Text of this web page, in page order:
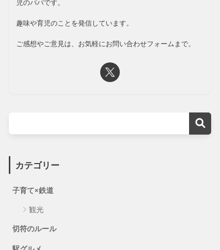
児のパパです。
趣味や育児のことを発信しています。
ご感想やご意見は、お気軽にお問い合わせフォームまで。
カテゴリー
子育て×鉄道
観光
切符のルール